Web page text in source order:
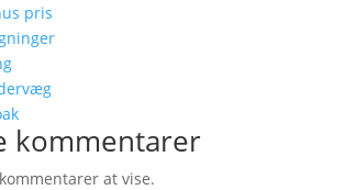
pris
kommentarer
at vise.